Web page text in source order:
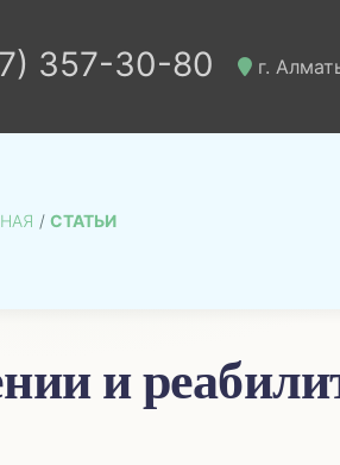
357-30-80 г.
СТАТЬИ
и